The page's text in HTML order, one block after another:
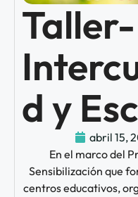
Taller-
d y
abril 15,
En el marco del
Sensibilización que
centros educativos,